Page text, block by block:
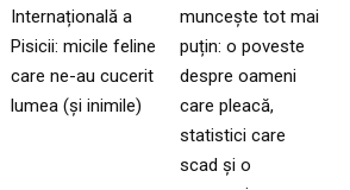
Internațională a
Pisicii: micile feline
care ne-au cucerit
lumea (și inimile)
muncește tot mai
puțin: o poveste
despre oameni
care pleacă,
statistici care
scad și o